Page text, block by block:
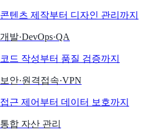
콘텐츠 제작부터 디자인 관리까지
개발·DevOps·QA
코드 작성부터 품질 검증까지
보안·원격접속·VPN
접근 제어부터 데이터 보호까지
통합 자산 관리